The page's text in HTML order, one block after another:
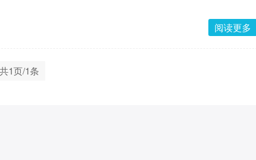
阅读更多
共1页/1条